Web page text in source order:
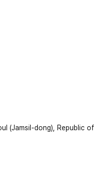
(Jamsil-dong), Republic of